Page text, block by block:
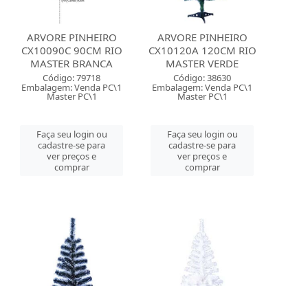
ARVORE PINHEIRO
CX10090C 90CM RIO
MASTER BRANCA
Código: 79718
Embalagem: Venda PC\1
Master PC\1
Faça seu login ou
cadastre-se para
ver preços e
comprar
ARVORE PINHEIRO
CX10120A 120CM RIO
MASTER VERDE
Código: 38630
Embalagem: Venda PC\1
Master PC\1
Faça seu login ou
cadastre-se para
ver preços e
comprar